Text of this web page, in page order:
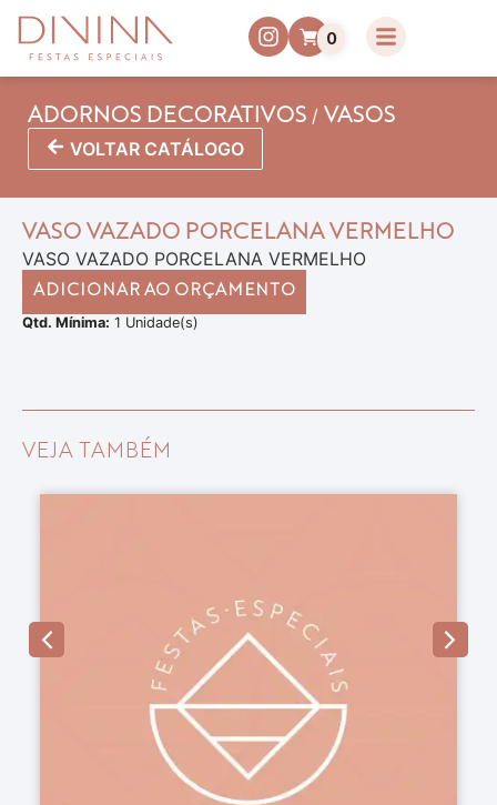
0
ADORNOS DECORATIVOS / VASOS
VOLTAR CATÁLOGO
VASO VAZADO PORCELANA VERMELHO
VASO VAZADO PORCELANA VERMELHO
ADICIONAR AO ORÇAMENTO
Qtd. Mínima: 1 Unidade(s)
VEJA TAMBÉM